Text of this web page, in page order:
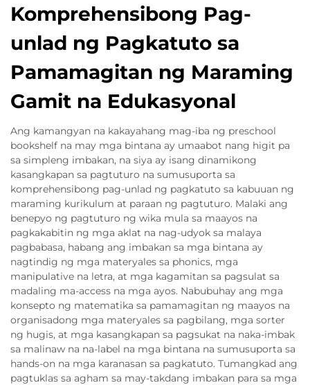
Komprehensibong Pag-
unlad ng Pagkatuto sa
Pamamagitan ng Maraming
Gamit na Edukasyonal
Ang kamangyan na kakayahang mag-iba ng preschool
bookshelf na may mga bintana ay umaabot nang higit pa
sa simpleng imbakan, na siya ay isang dinamikong
kasangkapan sa pagtuturo na sumusuporta sa
komprehensibong pag-unlad ng pagkatuto sa kabuuan ng
maraming kurikulum at paraan ng pagtuturo. Malaki ang
benepyo ng pagtuturo ng wika mula sa maayos na
pagkakabitin ng mga aklat na nag-udyok sa malaya
pagbabasa, habang ang imbakan sa mga bintana ay
nagtindig ng mga materyales sa phonics, mga
manipulative na letra, at mga kagamitan sa pagsulat sa
madaling ma-access na mga ayos. Nabubuhay ang mga
konsepto ng matematika sa pamamagitan ng maayos na
organisadong mga materyales sa pagbilang, mga sorter
ng hugis, at mga kasangkapan sa pagsukat na naka-imbak
sa malinaw na na-label na mga bintana na sumusuporta sa
hands-on na mga karanasan sa pagkatuto. Tumangkad ang
pagtuklas sa agham sa may-takdang imbakan para sa mga